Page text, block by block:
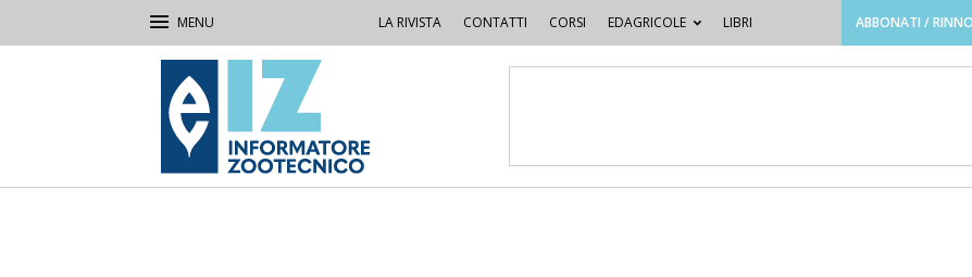
LA RIVISTA CONTATTI CORSI EDAGRICOLE LIBRI ABBONATI /
IZ
Informatore
Zootecnico